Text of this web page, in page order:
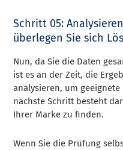
Schritt 05:
überlegen Sie sich
Nun, da Sie die Daten
ist es an der Zeit, die
analysieren, um
nächste Schritt besteht
Ihrer Marke zu finden.
Wenn Sie die Prüfung